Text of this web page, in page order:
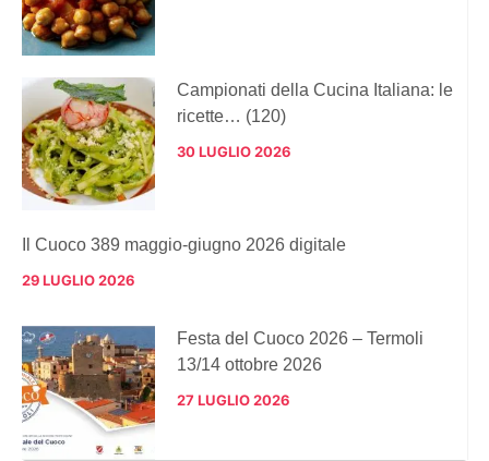
Campionati della Cucina Italiana: le
ricette… (120)
30 LUGLIO 2026
Il Cuoco 389 maggio-giugno 2026 digitale
29 LUGLIO 2026
Festa del Cuoco 2026 – Termoli
13/14 ottobre 2026
27 LUGLIO 2026